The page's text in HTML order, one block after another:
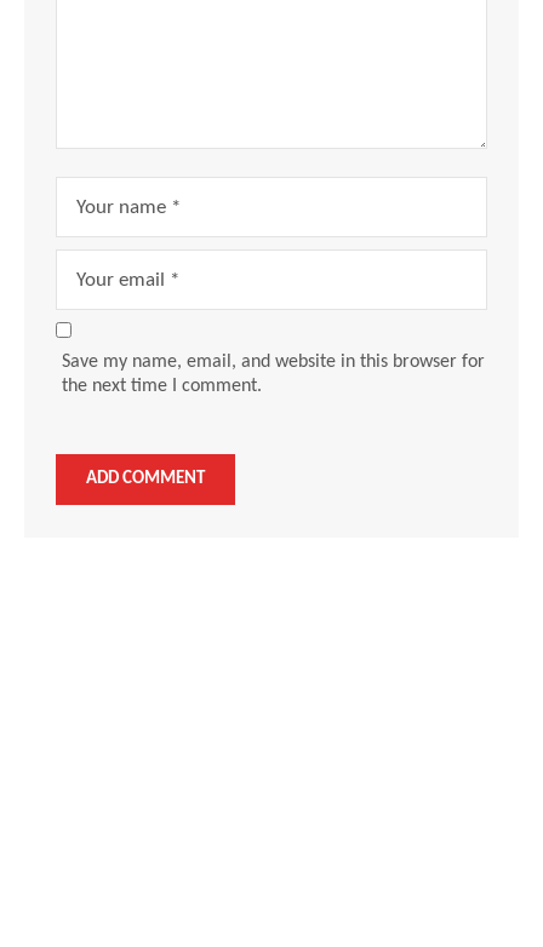
Save my name, email, and website in this browser for
the next time I comment.